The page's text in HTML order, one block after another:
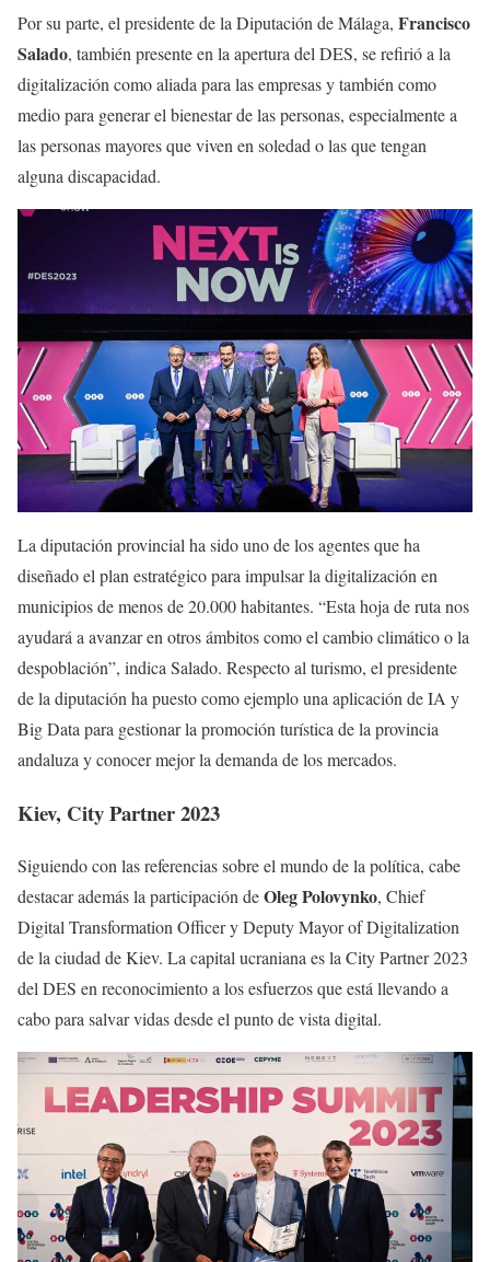
Por su parte, el presidente de la Diputación de Málaga, Francisco
Salado, también presente en la apertura del DES, se refirió a la
digitalización como aliada para las empresas y también como
medio para generar el bienestar de las personas, especialmente a
las personas mayores que viven en soledad o las que tengan
alguna discapacidad.
La diputación provincial ha sido uno de los agentes que ha
diseñado el plan estratégico para impulsar la digitalización en
municipios de menos de 20.000 habitantes. “Esta hoja de ruta nos
ayudará a avanzar en otros ámbitos como el cambio climático o la
despoblación”, indica Salado. Respecto al turismo, el presidente
de la diputación ha puesto como ejemplo una aplicación de IA y
Big Data para gestionar la promoción turística de la provincia
andaluza y conocer mejor la demanda de los mercados.
Kiev, City Partner 2023
Siguiendo con las referencias sobre el mundo de la política, cabe
destacar además la participación deOleg Polovynko, Chief
Digital Transformation Officer y Deputy Mayor of Digitalization
de la ciudad de Kiev. La capital ucraniana es la City Partner 2023
del DES en reconocimiento a los esfuerzos que está llevando a
cabo para salvar vidas desde el punto de vista digital.